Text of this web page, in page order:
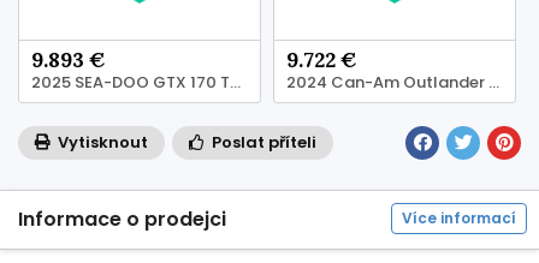
9.893 €
2025 SEA-DOO GTX 170 TECH PACKAGE, AUDIO, IDF, IBR Jetski
9.722 €
2024 Can-Am Outlander Max XT-P 1000R
Vytisknout Poslat příteli
Informace o prodejci Více informací